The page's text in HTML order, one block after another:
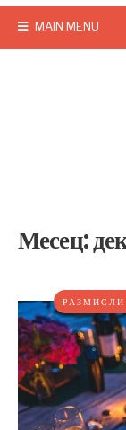
MAIN MENU
Месец: